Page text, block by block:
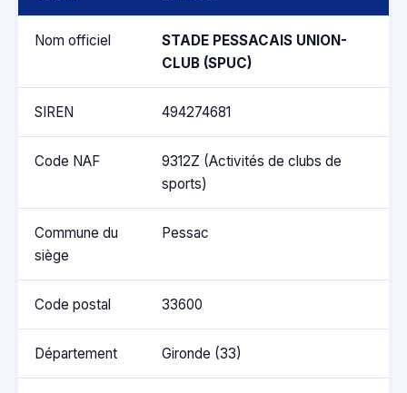
Nom officiel
STADE PESSACAIS UNION-
CLUB (SPUC)
SIREN 494274681
Code NAF
9312Z (Activités de clubs de
sports)
Commune du
siège
Pessac
Code postal 33600
Département Gironde (33)